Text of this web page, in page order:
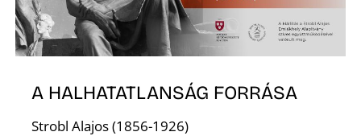
A HALHATATLANSÁG FORRÁSA
Strobl Alajos (1856-1926)